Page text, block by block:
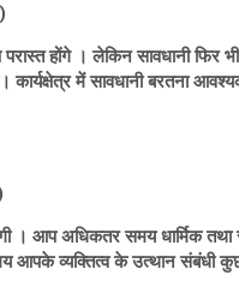
होंगे । लेकिन सावधानी फिर
में सावधानी बरतना
आप अधिकतर समय धार्मिक तथा
आपके व्यक्तित्व के उत्थान संबंधी